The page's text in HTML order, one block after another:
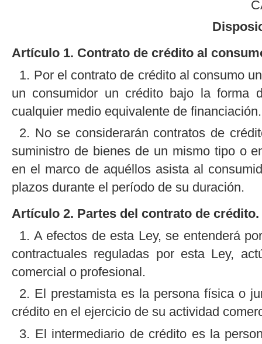
Artículo 1. Contrato de crédito al
1. Por el contrato de crédito al consumo
un consumidor un crédito bajo la forma
cualquier medio equivalente de financiación.
2. No se considerarán contratos de
suministro de bienes de un mismo tipo o
en el marco de aquéllos asista al
plazos durante el período de su duración.
Artículo 2. Partes del contrato de crédito.
1. A efectos de esta Ley, se entenderá
contractuales reguladas por esta Ley,
comercial o profesional.
2. El prestamista es la persona física o
crédito en el ejercicio de su actividad
3. El intermediario de crédito es la